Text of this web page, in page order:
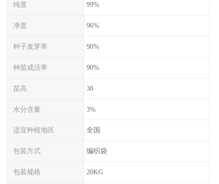
纯度 99%
净度 96%
种子发芽率 90%
种苗成活率 90%
苗高 30
水分含量 3%
适宜种植地区 全国
包装方式 编织袋
包装规格 20KG